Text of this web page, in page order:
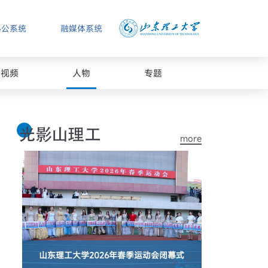
融媒体系统
系统
视频 人物 专题
more
山东理工大学2026年春季运动会闭幕式